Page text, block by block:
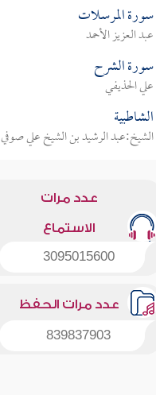
سورة المرسلات
عبد العزيز الأحمد
سورة الشرح
علي الحذيفي
الشاطبية
الشيخ:عبد الرشيد بن الشيخ علي صوفي
عدد مرات
الاستماع
3095015600
عدد مرات الحفظ
839837903